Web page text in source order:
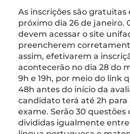
As inscrições são gratuitas
próximo dia 26 de janeiro.
devem acessar o site
preencherem
assim, efetivarem a
acontecerão no dia 28 do
9h e 19h, por meio do link
48h antes do início da
candidato terá até 2h para
exame. Serão 30 questões
divididas igualmente